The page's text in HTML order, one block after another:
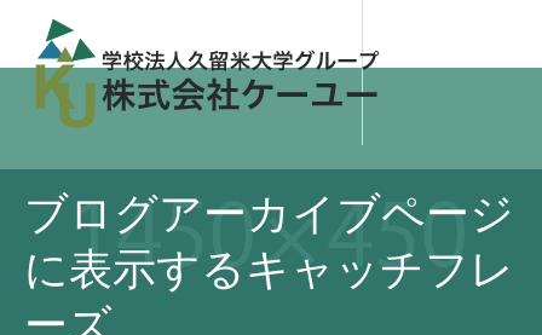
ブログアーカイブページ
に表示するキャッチフレ
ーズ